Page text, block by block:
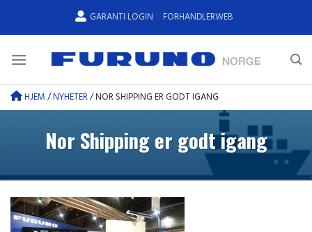
GARANTI LOGIN FORHANDLERWEB
HJEM/NYHETER/NOR SHIPPING ER GODT IGANG
Nor Shipping er godt igang